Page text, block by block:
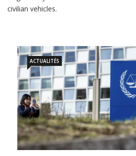
civilian vehicles.
ACTUALITÉS